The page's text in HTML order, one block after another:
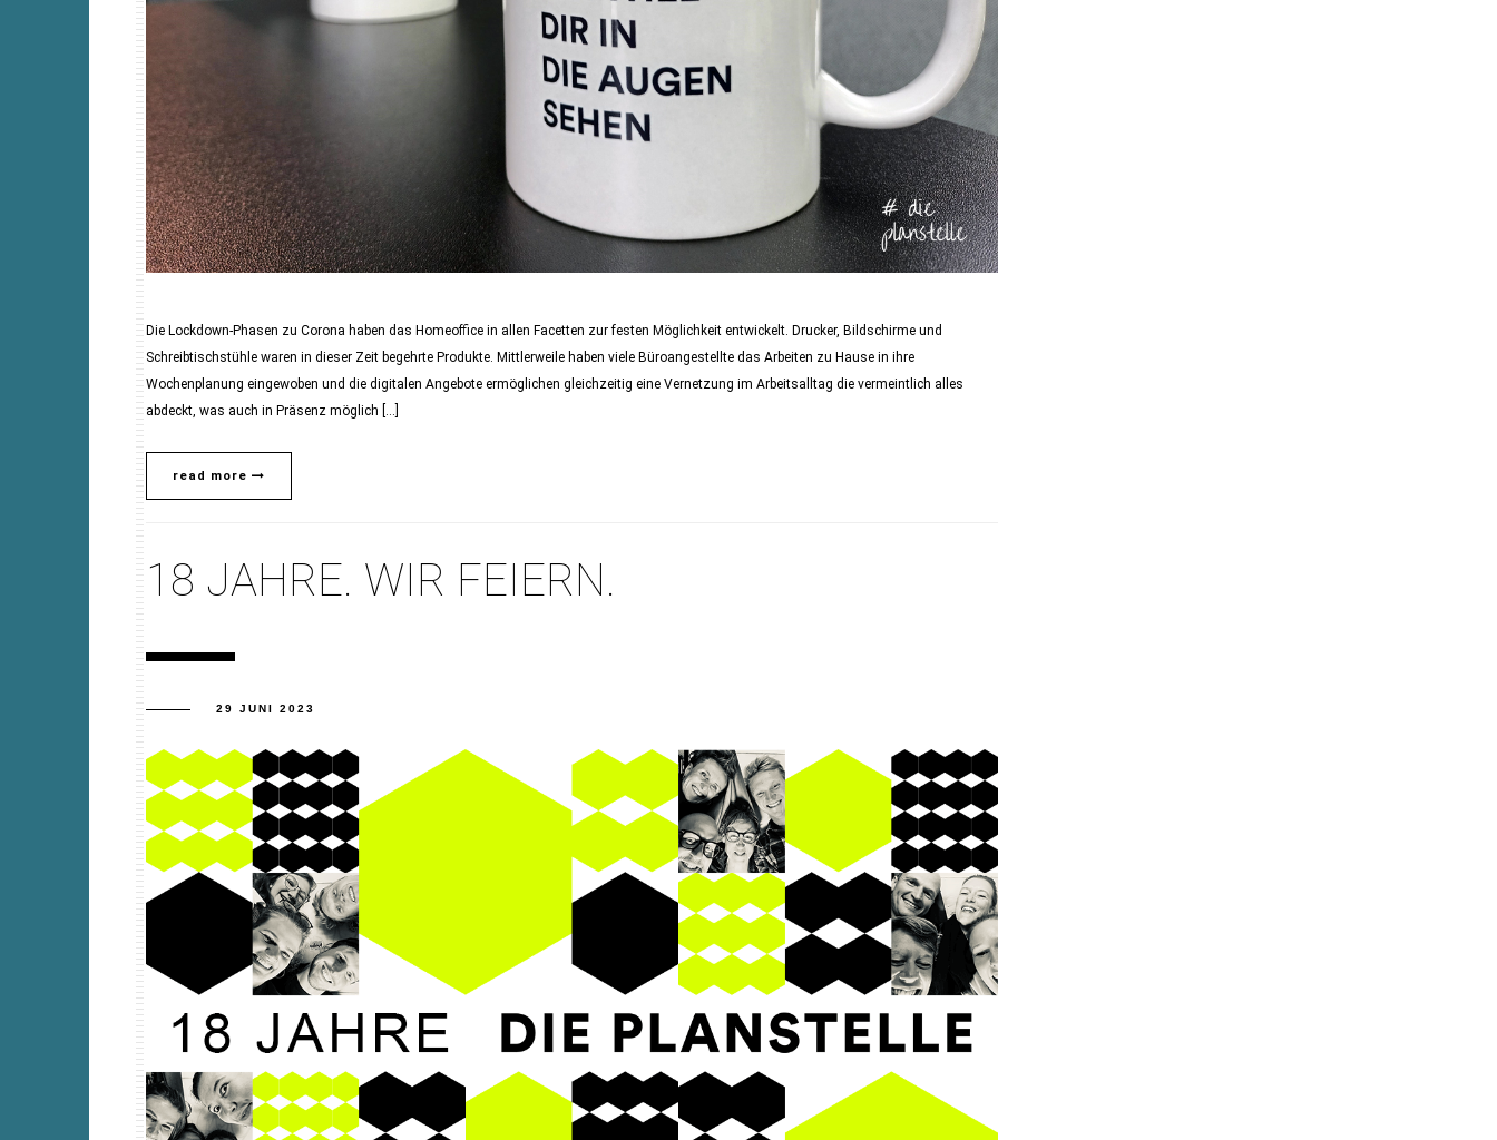
Die Lockdown-Phasen zu Corona haben das Homeoffice in allen Facetten zur festen Möglichkeit entwickelt. Drucker, Bildschirme und
Schreibtischstühle waren in dieser Zeit begehrte Produkte. Mittlerweile haben viele Büroangestellte das Arbeiten zu Hause in ihre
Wochenplanung eingewoben und die digitalen Angebote ermöglichen gleichzeitig eine Vernetzung im Arbeitsalltag die vermeintlich alles
abdeckt, was auch in Präsenz möglich […]
read more
18 JAHRE. WIR FEIERN.
29 JUNI 2023